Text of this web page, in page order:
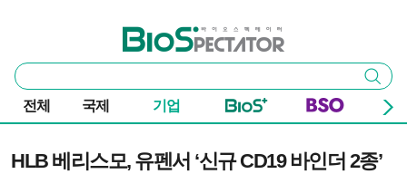
바이오스펙테이터
통
합
검
색
검색
전체 국제 기업
HLB 베리스모, 유펜서 ‘신규 CD19 바인더 2종’